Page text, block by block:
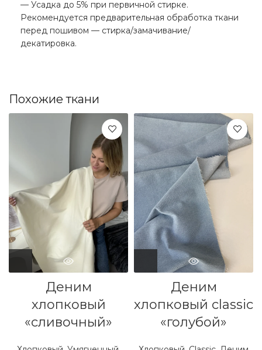
— Усадка до 5% при первичной стирке.
Рекомендуется предварительная обработка ткани
перед пошивом — стирка/замачивание/
декатировка.
Похожие ткани
Деним
хлопковый
«сливочный»
Деним
хлопковый classic
«голубой»